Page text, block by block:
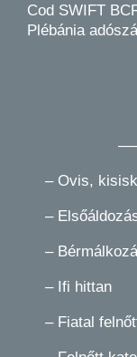
Cod SWIFT
Plébánia
– Ovis,
–
–
–Ifi hittan
– Fiatal